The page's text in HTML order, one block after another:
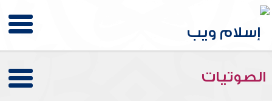
الصوتيات